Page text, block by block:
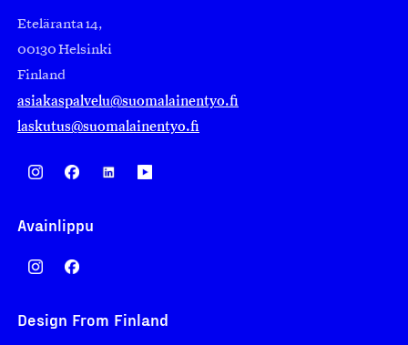
Eteläranta 14,
00130 Helsinki
Finland
asiakaspalvelu@suomalainentyo.fi
laskutus@suomalainentyo.fi
Avainlippu
Design From Finland